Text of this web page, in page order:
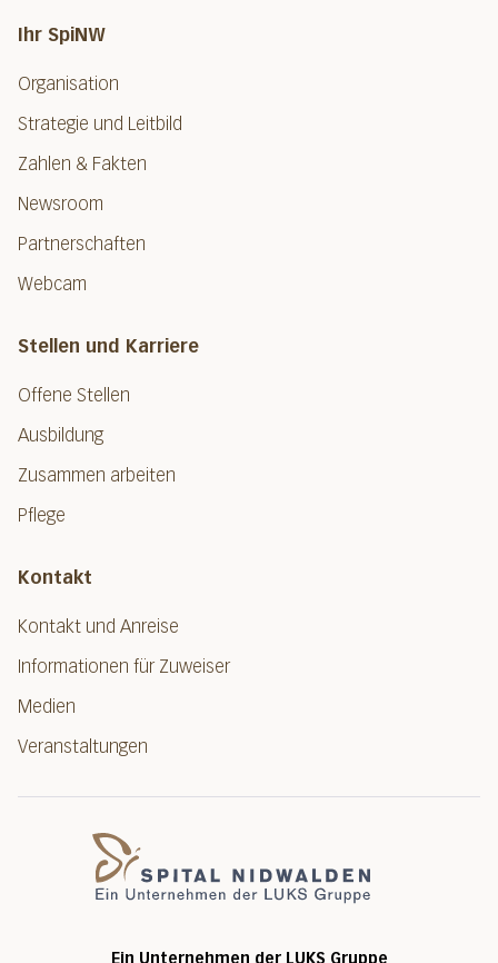
Ihr SpiNW
Organisation
Strategie und Leitbild
Zahlen & Fakten
Newsroom
Partnerschaften
Webcam
Stellen und Karriere
Offene Stellen
Ausbildung
Zusammen arbeiten
Pflege
Kontakt
Kontakt und Anreise
Informationen für Zuweiser
Medien
Veranstaltungen
Ein Unternehmen der LUKS Gruppe